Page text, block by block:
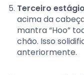
Terceiro
acima da
mantra “Hoo”
chão. Isso
anteriormente.